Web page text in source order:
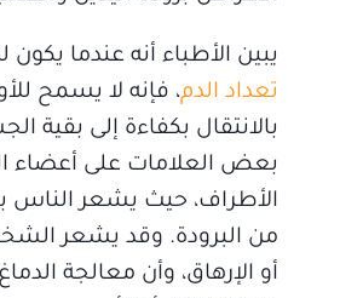
يبين الأطباء أنه عندما يكون
تعداد الدم، فإنه لا يسمح
بالانتقال بكفاءة إلى بقية
بعض العلامات على أعضاء
الأطراف، حيث يشعر الناس
من البرودة. وقد يشعر
أو الإرهاق، وأن معالجة